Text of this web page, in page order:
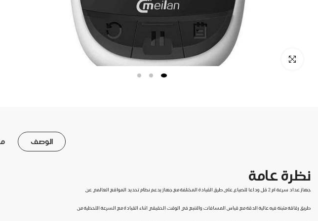
الوصف
نظرة عامة
جهاز عداد سرعة ام 2 قل وداعا للضياع على طرق القيادة المختلفة مع جهاز يدعم نظام تحديد المواقع العالمي عن
طريق رقاقة مثبتة فيه عالية الدقة مع قياس المسافات والتتبع في الوقت الحقيقي اثناء القيادة مع السرعة اللحظية من